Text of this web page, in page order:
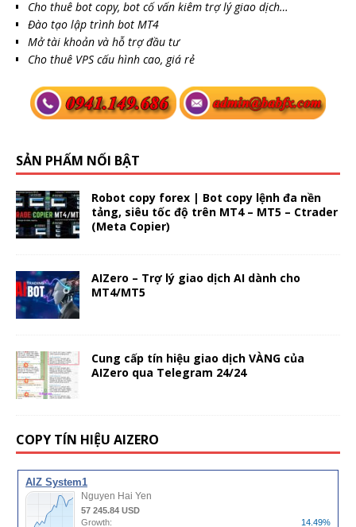
Cho thuê bot copy, bot cố vấn kiêm trợ lý giao dịch…
Đào tạo lập trình bot MT4
Mở tài khoản và hỗ trợ đầu tư
Cho thuê VPS cấu hình cao, giá rẻ
SẢN PHẨM NỔI BẬT
Robot copy forex | Bot copy lệnh đa nền
tảng, siêu tốc độ trên MT4 – MT5 – Ctrader
(Meta Copier)
AIZero – Trợ lý giao dịch AI dành cho
MT4/MT5
Cung cấp tín hiệu giao dịch VÀNG của
AIZero qua Telegram 24/24
COPY TÍN HIỆU AIZERO